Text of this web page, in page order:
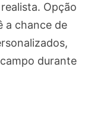
Opção
a chance de
durante